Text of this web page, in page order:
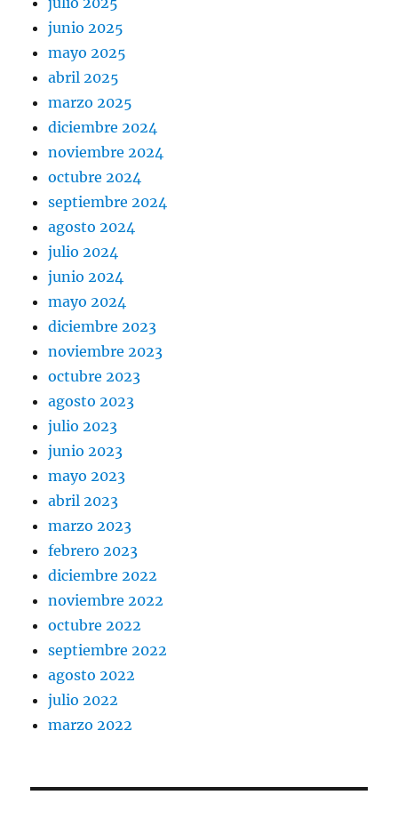
junio 2025
mayo 2025
abril 2025
marzo 2025
diciembre 2024
noviembre 2024
octubre 2024
septiembre 2024
agosto 2024
julio 2024
junio 2024
mayo 2024
diciembre 2023
noviembre 2023
octubre 2023
agosto 2023
julio 2023
junio 2023
mayo 2023
abril 2023
marzo 2023
febrero 2023
diciembre 2022
noviembre 2022
octubre 2022
septiembre 2022
agosto 2022
julio 2022
marzo 2022